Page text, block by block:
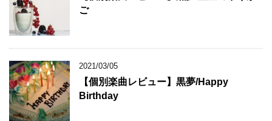
ご
2021/03/05
【個別楽曲レビュー】黒夢/Happy
Birthday